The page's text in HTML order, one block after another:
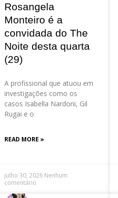
Rosangela
Monteiro é a
convidada do The
Noite desta quarta
(29)
A profissional que atuou em
investigações como os
casos Isabella Nardoni, Gil
Rugai e o
READ MORE »
julho 30, 2026 Nenhum
comentário